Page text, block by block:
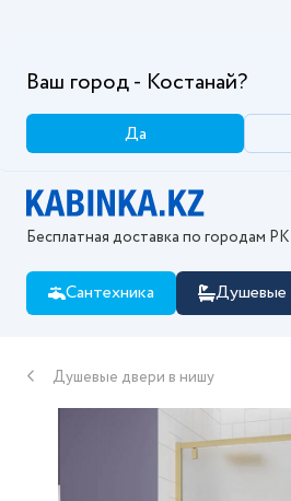
Ваш город - Костанай?
Да
Бесплатная доставка по городам РК
Сантехника Душевые
Душевые двери в нишу